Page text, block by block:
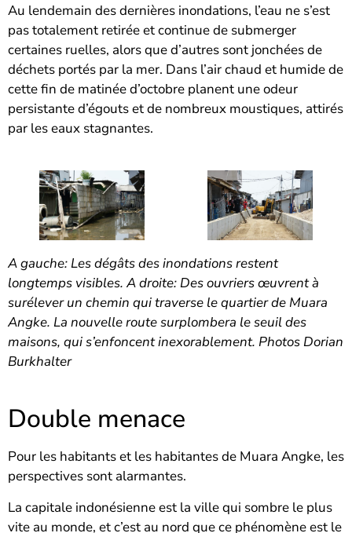
Au lendemain des dernières inondations, l’eau ne s’est
pas totalement retirée et continue de submerger
certaines ruelles, alors que d’autres sont jonchées de
déchets portés par la mer. Dans l’air chaud et humide de
cette fin de matinée d’octobre planent une odeur
persistante d’égouts et de nombreux moustiques, attirés
par les eaux stagnantes.
A gauche: Les dégâts des inondations restent
longtemps visibles. A droite: Des ouvriers œuvrent à
surélever un chemin qui traverse le quartier de Muara
Angke. La nouvelle route surplombera le seuil des
maisons, qui s’enfoncent inexorablement. Photos Dorian
Burkhalter
Double menace
Pour les habitants et les habitantes de Muara Angke, les
perspectives sont alarmantes.
La capitale indonésienne est la ville qui sombre le plus
vite au monde, et c’est au nord que ce phénomène est le